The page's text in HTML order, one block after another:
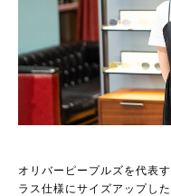
オリバーピープルズを代表
ラス仕様にサイズアップし